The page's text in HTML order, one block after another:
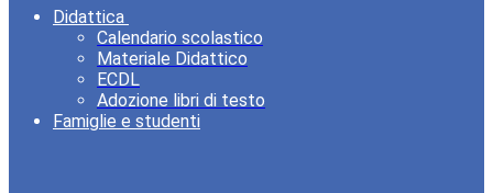
Didattica
Calendario scolastico
Materiale Didattico
ECDL
Adozione libri di testo
Famiglie e studenti